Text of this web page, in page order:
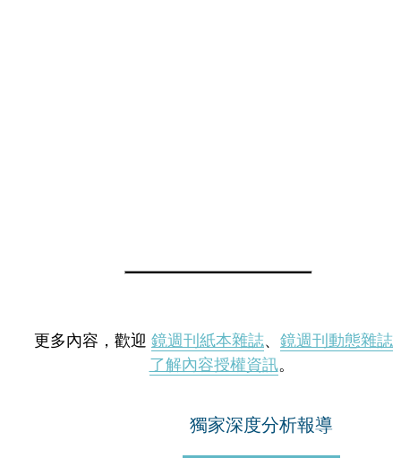
更多內容，歡迎 鏡週刊紙本雜誌、 鏡週刊動態雜誌
了解內容授權資訊。
獨家深度分析報導